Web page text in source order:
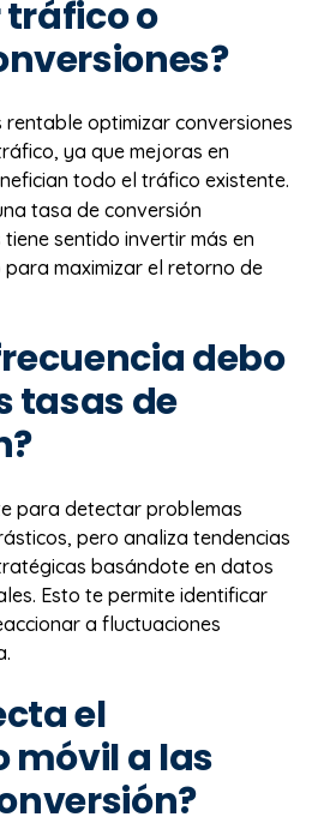
o
rentable optimizar conversiones
ya que mejoras en
todo el tráfico existente.
tasa de conversión
sentido invertir más en
maximizar el retorno de
debo
tasas de
para detectar problemas
pero analiza tendencias
basándote en datos
Esto te permite identificar
a fluctuaciones
el
móvil a las